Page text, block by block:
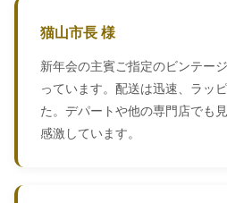
猫山市長 様
新年会の主賓ご指定のビンテー
っています。配送は迅速、ラッ
た。デパートや他の専門店でも
感激しています。